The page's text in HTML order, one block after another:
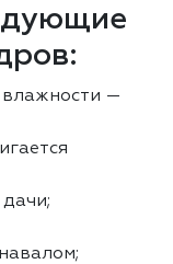
влажности —